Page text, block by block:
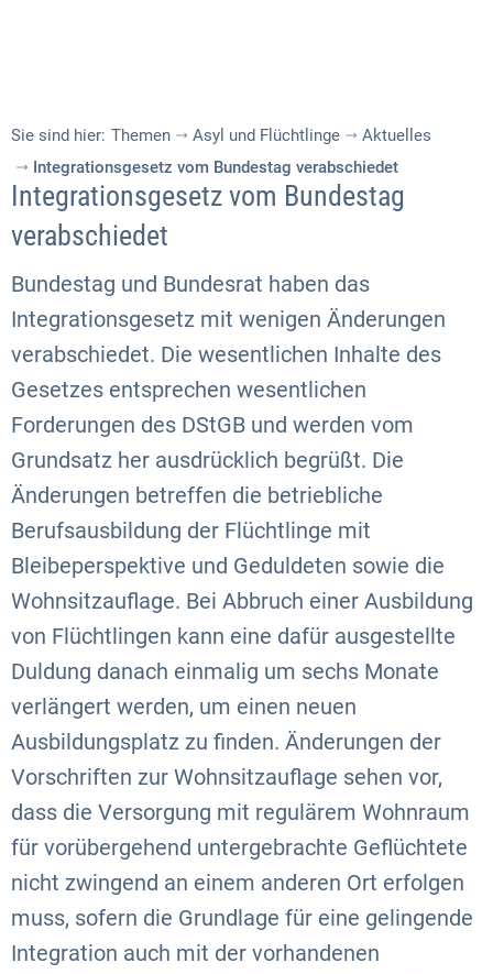
Sie sind hier: Themen Asyl und Flüchtlinge
Aktuelles
Integrationsgesetz vom Bundestag verabschiedet
Integrationsgesetz vom Bundestag
verabschiedet
Bundestag und Bundesrat haben das
Integrationsgesetz mit wenigen Änderungen
verabschiedet. Die wesentlichen Inhalte des
Gesetzes entsprechen wesentlichen
Forderungen des DStGB und werden vom
Grundsatz her ausdrücklich begrüßt. Die
Änderungen betreffen die betriebliche
Berufsausbildung der Flüchtlinge mit
Bleibeperspektive und Geduldeten sowie die
Wohnsitzauflage. Bei Abbruch einer Ausbildung
von Flüchtlingen kann eine dafür ausgestellte
Duldung danach einmalig um sechs Monate
verlängert werden, um einen neuen
Ausbildungsplatz zu finden. Änderungen der
Vorschriften zur Wohnsitzauflage sehen vor,
dass die Versorgung mit regulärem Wohnraum
für vorübergehend untergebrachte Geflüchtete
nicht zwingend an einem anderen Ort erfolgen
muss, sofern die Grundlage für eine gelingende
Integration auch mit der vorhandenen